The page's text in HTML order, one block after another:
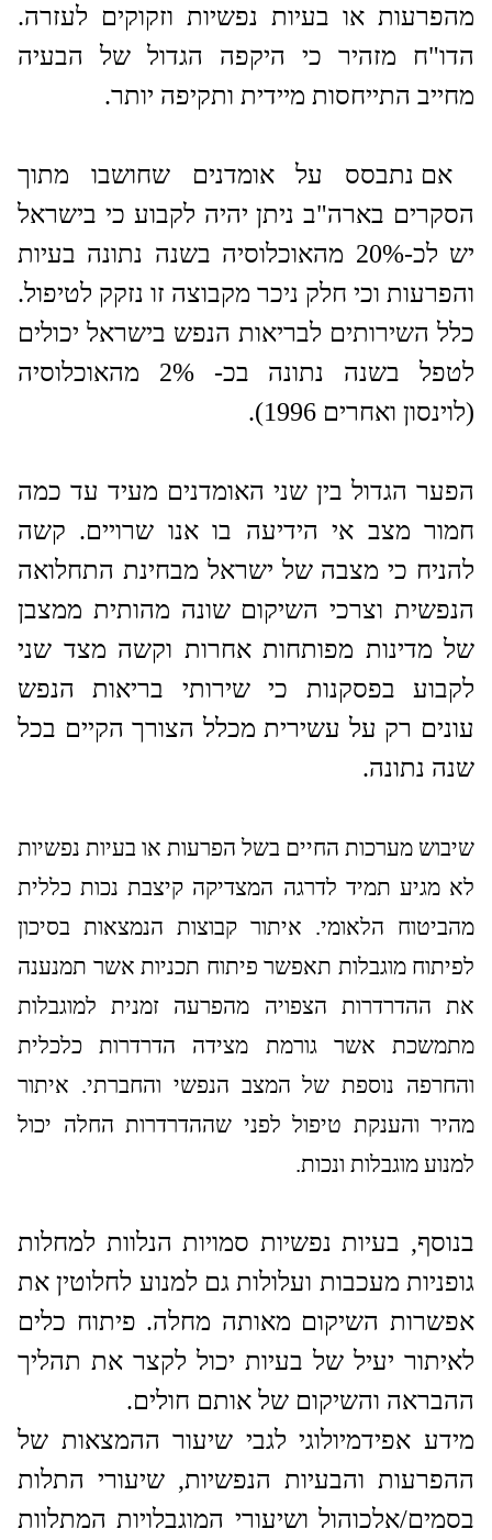
מהפרעות או בעיות נפשיות וזקוקים לעזרה.
הדו"ח מזהיר כי היקפה הגדול של הבעיה
מחייב התייחסות מיידית ותקיפה יותר.
אם נתבסס על אומדנים שחושבו מתוך
הסקרים בארה"ב ניתן יהיה לקבוע כי בישראל
יש לכ-20% מהאוכלוסיה בשנה נתונה בעיות
והפרעות וכי חלק ניכר מקבוצה זו נזקק לטיפול.
כלל השירותים לבריאות הנפש בישראל יכולים
לטפל בשנה נתונה בכ- 2% מהאוכלוסיה
(לוינסון ואחרים 1996).
הפער הגדול בין שני האומדנים מעיד עד כמה
חמור מצב אי הידיעה בו אנו שרויים. קשה
להניח כי מצבה של ישראל מבחינת התחלואה
הנפשית וצרכי השיקום שונה מהותית ממצבן
של מדינות מפותחות אחרות וקשה מצד שני
לקבוע בפסקנות כי שירותי בריאות הנפש
עונים רק על עשירית מכלל הצורך הקיים בכל
שנה נתונה.
שיבוש מערכות החיים בשל הפרעות או בעיות נפשיות
לא מגיע תמיד לדרגה המצדיקה קיצבת נכות כללית
מהביטוח הלאומי. איתור קבוצות הנמצאות בסיכון
לפיתוח מוגבלות תאפשר פיתוח תכניות אשר תמנענה
את ההדרדרות הצפויה מהפרעה זמנית למוגבלות
מתמשכת אשר גורמת מצידה הדרדרות כלכלית
והחרפה נוספת של המצב הנפשי והחברתי. איתור
מהיר והענקת טיפול לפני שההדרדרות החלה יכול
למנוע מוגבלות ונכות.
בנוסף, בעיות נפשיות סמויות הנלוות למחלות
גופניות מעכבות ועלולות גם למנוע לחלוטין את
אפשרות השיקום מאותה מחלה. פיתוח כלים
לאיתור יעיל של בעיות יכול לקצר את תהליך
ההבראה והשיקום של אותם חולים.
מידע אפידמיולוגי לגבי שיעור ההמצאות של
ההפרעות והבעיות הנפשיות, שיעורי התלות
בסמים/אלכוהול ושיעורי המוגבלויות המתלוות